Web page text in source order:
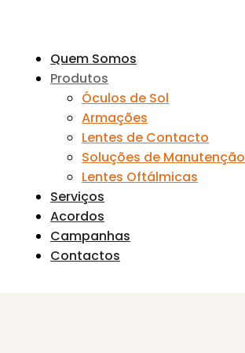
Quem Somos
Produtos
Óculos de Sol
Armações
Lentes de Contacto
Soluções de Manutenção
Lentes Oftálmicas
Serviços
Acordos
Campanhas
Contactos